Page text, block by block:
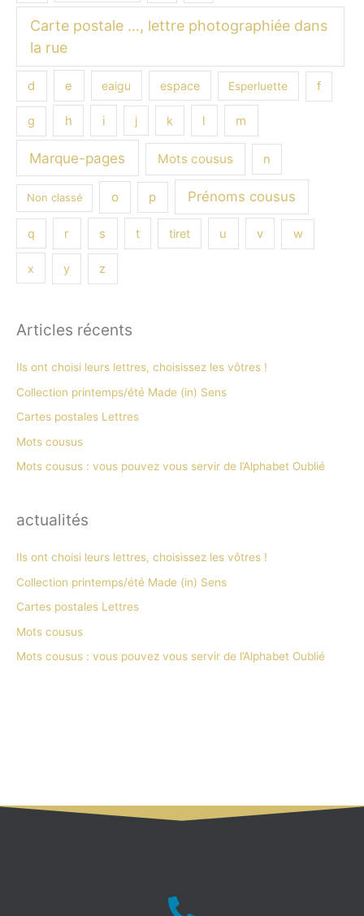
Carte postale …, lettre photographiée dans
la rue
d e eaigu espace Esperluette f
g h i j k l m
Marque-pages Mots cousus n
Non classé o p Prénoms cousus
q r s t tiret u v w
x y z
Articles récents
Ils ont choisi leurs lettres, choisissez les vôtres !
Collection printemps/été Made (in) Sens
Cartes postales Lettres
Mots cousus
Mots cousus : vous pouvez vous servir de l’Alphabet Oublié
actualités
Ils ont choisi leurs lettres, choisissez les vôtres !
Collection printemps/été Made (in) Sens
Cartes postales Lettres
Mots cousus
Mots cousus : vous pouvez vous servir de l’Alphabet Oublié